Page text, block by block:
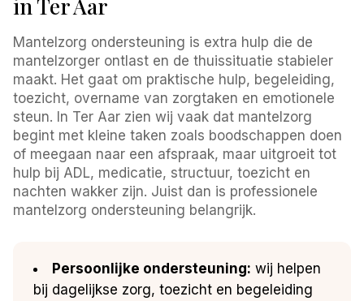
in Ter Aar
Mantelzorg ondersteuning is extra hulp die de
mantelzorger ontlast en de thuissituatie stabieler
maakt. Het gaat om praktische hulp, begeleiding,
toezicht, overname van zorgtaken en emotionele
steun. In Ter Aar zien wij vaak dat mantelzorg
begint met kleine taken zoals boodschappen doen
of meegaan naar een afspraak, maar uitgroeit tot
hulp bij ADL, medicatie, structuur, toezicht en
nachten wakker zijn. Juist dan is professionele
mantelzorg ondersteuning belangrijk.
Persoonlijke ondersteuning: wij helpen
bij dagelijkse zorg, toezicht en begeleiding